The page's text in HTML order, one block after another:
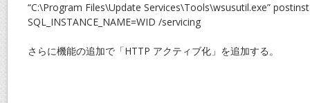
“C:\Program Files\Update Services\Tools\wsusutil.exe”
SQL_INSTANCE_NAME=WID /servicing
さらに機能の追加で「HTTP アクティブ化」を追加する。